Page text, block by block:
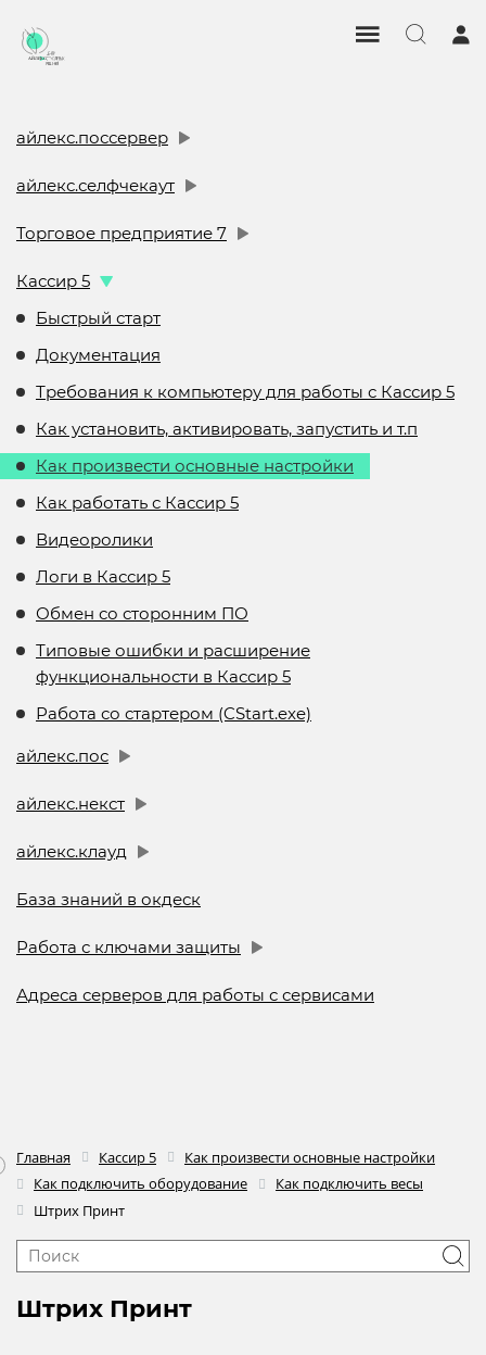
айлекс.поссервер
айлекс.селфчекаут
Торговое предприятие 7
Кассир 5
Быстрый старт
Документация
Требования к компьютеру для работы с Кассир 5
Как установить, активировать, запустить и т.п
Как произвести основные настройки
Как работать с Кассир 5
Видеоролики
Логи в Кассир 5
Обмен со сторонним ПО
Типовые ошибки и расширение
функциональности в Кассир 5
Работа со стартером (CStart.exe)
айлекс.пос
айлекс.некст
айлекс.клауд
База знаний в окдеск
Работа с ключами защиты
Адреса серверов для работы с сервисами
Главная Кассир 5
Как произвести основные настройки
Как подключить оборудование
Как подключить весы
Штрих Принт
Штрих Принт